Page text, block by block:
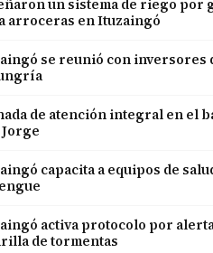
un sistema de riego por
arroceras en Ituzaingó
se reunió con inversores
de atención integral en el
Jorge
capacita a equipos de
activa protocolo por
de tormentas